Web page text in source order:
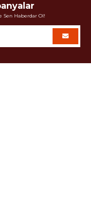
Sen Haberdar Ol!